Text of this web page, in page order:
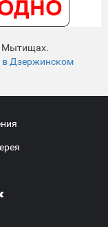
Мытищах.
в Дзержинском